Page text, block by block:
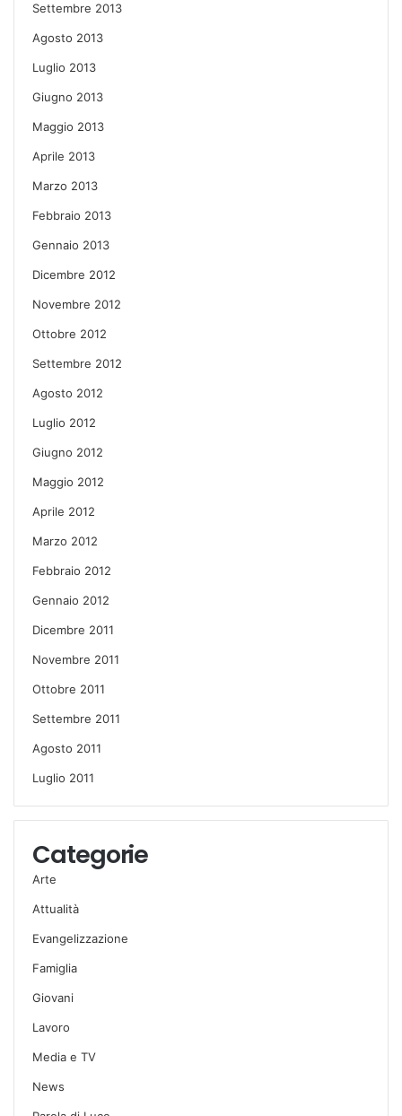
Settembre 2013
Agosto 2013
Luglio 2013
Giugno 2013
Maggio 2013
Aprile 2013
Marzo 2013
Febbraio 2013
Gennaio 2013
Dicembre 2012
Novembre 2012
Ottobre 2012
Settembre 2012
Agosto 2012
Luglio 2012
Giugno 2012
Maggio 2012
Aprile 2012
Marzo 2012
Febbraio 2012
Gennaio 2012
Dicembre 2011
Novembre 2011
Ottobre 2011
Settembre 2011
Agosto 2011
Luglio 2011
Categorie
Arte
Attualità
Evangelizzazione
Famiglia
Giovani
Lavoro
Media e TV
News